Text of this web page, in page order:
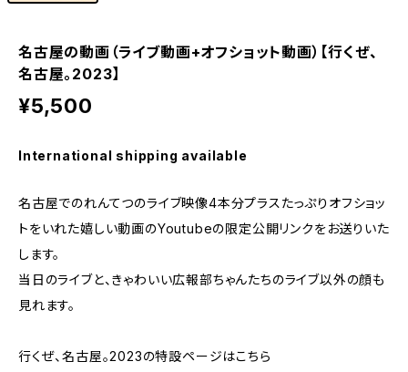
名古屋の動画（ライブ動画+オフショット動画）【行くぜ、
名古屋。2023】
¥5,500
International shipping available
名古屋でのれんてつのライブ映像4本分プラスたっぷりオフショッ
トをいれた嬉しい動画のYoutubeの限定公開リンクをお送りいた
します。
当日のライブと、きゃわいい広報部ちゃんたちのライブ以外の顔も
見れます。
行くぜ、名古屋。2023の特設ページはこちら